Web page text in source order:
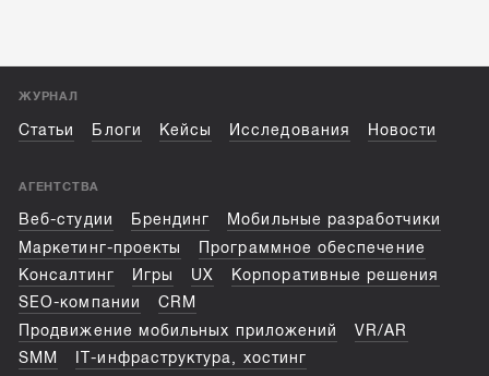
ЖУРНАЛ
Статьи Блоги Кейсы Исследования Новости
АГЕНТСТВА
Веб-студии Брендинг
Мобильные разработчики
Маркетинг-проекты
Программное обеспечение
Консалтинг
Игры UX
Корпоративные решения
SEO-компании
CRM
Продвижение мобильных приложений
VR/AR
SMM
IT-инфраструктура, хостинг